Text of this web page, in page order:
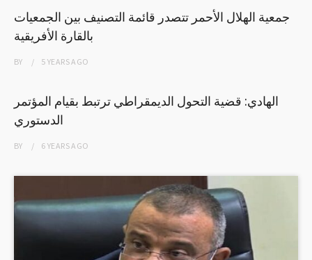
جمعية الهلال الأحمر تتصدر قائمة التصنيف بين الجمعيات
بالقارة الأفريقية
BY 5 YEARSAGO
الهادي: قضية التحول الديمقراطي ترتبط بقيام المؤتمر
الدستوري
BY 6 YEARSAGO